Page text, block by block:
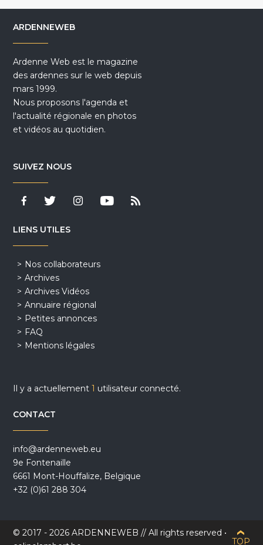
ARDENNEWEB
Ardenne Web est le magazine
des ardennes sur le web depuis
mars 1999.
Nous proposons l'agenda et
l'actualité régionale en photos
et vidéos au quotidien.
SUIVEZ NOUS
LIENS UTILES
Nos collaborateurs
Archives
Archives Vidéos
Annuaire régional
Petites annonces
FAQ
Mentions légales
Il y a actuellement1 utilisateur connecté.
CONTACT
info@ardenneweb.eu
9e Fontenaille
6661 Mont-Houffalize, Belgique
+32 (0)61 288 304
© 2017 - 2026 ARDENNEWEB // All rights reserved •
TOP